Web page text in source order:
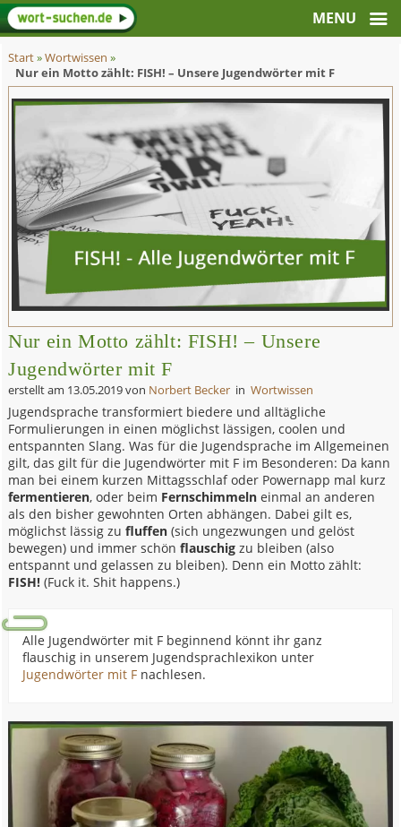
Start»Wortwissen »
Nur ein Motto zählt: FISH! – Unsere Jugendwörter mit F
Nur ein Motto zählt: FISH! – Unsere
Jugendwörter mit F
erstellt am 13.05.2019von Norbert Becker inWortwissen
Jugendsprache transformiert biedere und alltägliche
Formulierungen in einen möglichst lässigen, coolen und
entspannten Slang. Was für die Jugendsprache im Allgemeinen
gilt, das gilt für die Jugendwörter mit F im Besonderen: Da kann
man bei einem kurzen Mittagsschlaf oder Powernapp mal kurz
fermentieren, oder beim Fernschimmeln einmal an anderen
als den bisher gewohnten Orten abhängen. Dabei gilt es,
möglichst lässig zufluffen (sich ungezwungen und gelöst
bewegen) und immer schönflauschig zu bleiben (also
entspannt und gelassen zu bleiben). Denn ein Motto zählt:
FISH! (Fuck it. Shit happens.)
Alle Jugendwörter mit F beginnend könnt ihr ganz
flauschig in unserem Jugendsprachlexikon unter
Jugendwörter mit F nachlesen.